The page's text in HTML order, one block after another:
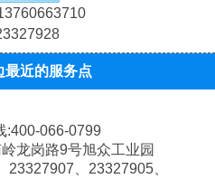
最近的服务点
:400-066-0799
龙岗路9号旭众工业园
23327907、 23327905、